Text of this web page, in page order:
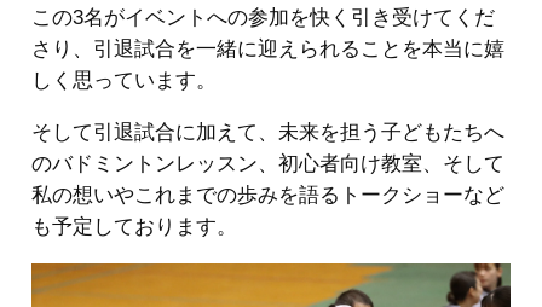
この3名がイベントへの参加を快く引き受けてくだ
さり、引退試合を一緒に迎えられることを本当に嬉
しく思っています。
そして引退試合に加えて、未来を担う子どもたちへ
のバドミントンレッスン、初心者向け教室、そして
私の想いやこれまでの歩みを語るトークショーなど
も予定しております。